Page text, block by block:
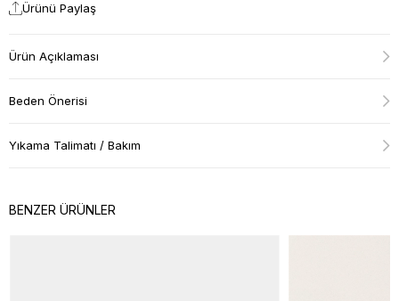
Ürünü Paylaş
Ürün Açıklaması
Beden Önerisi
Yıkama Talimatı / Bakım
BENZER ÜRÜNLER